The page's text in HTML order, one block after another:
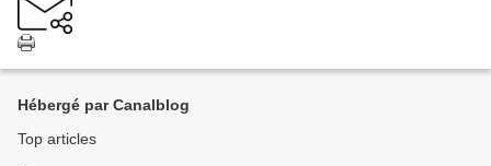
Hébergé par Canalblog
Top articles